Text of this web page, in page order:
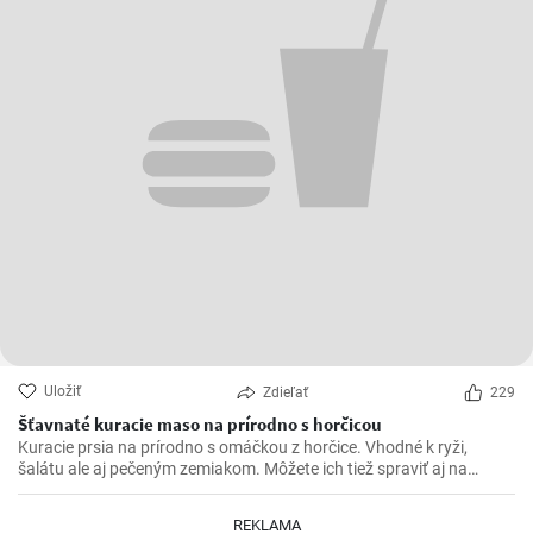
Uložiť Zdieľať 229
Šťavnaté kuracie maso na prírodno s horčicou
Kuracie prsia na prírodno s omáčkou z horčice. Vhodné k ryži,
šalátu ale aj pečeným zemiakom. Môžete ich tiež spraviť aj na
spôsob šťavnatých kuracích rezňov - taktiež na prírodno.
REKLAMA